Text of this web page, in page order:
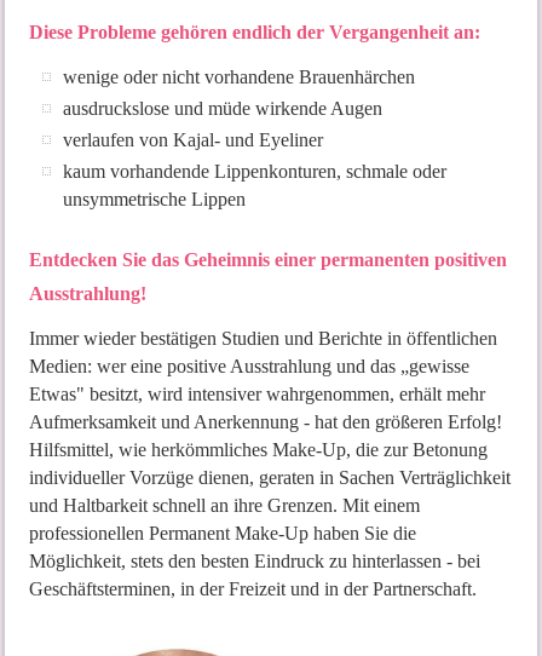
Diese Probleme gehören endlich der Vergangenheit an:
wenige oder nicht vorhandene Brauenhärchen
ausdruckslose und müde wirkende Augen
verlaufen von Kajal- und Eyeliner
kaum vorhandende Lippenkonturen, schmale oder
unsymmetrische Lippen
Entdecken Sie das Geheimnis einer permanenten positiven
Ausstrahlung!
Immer wieder bestätigen Studien und Berichte in öffentlichen
Medien: wer eine positive Ausstrahlung und das „gewisse
Etwas" besitzt, wird intensiver wahrgenommen, erhält mehr
Aufmerksamkeit und Anerkennung - hat den größeren Erfolg!
Hilfsmittel, wie herkömmliches Make-Up, die zur Betonung
individueller Vorzüge dienen, geraten in Sachen Verträglichkeit
und Haltbarkeit schnell an ihre Grenzen. Mit einem
professionellen Permanent Make-Up haben Sie die
Möglichkeit, stets den besten Eindruck zu hinterlassen - bei
Geschäftsterminen, in der Freizeit und in der Partnerschaft.